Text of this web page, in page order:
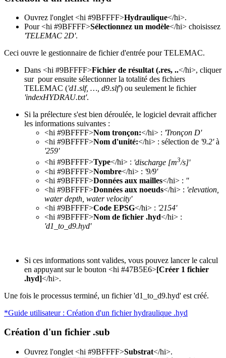
Ouvrez l'onglet <hi #9BFFFF>Hydraulique</hi>.
Pour <hi #9BFFFF>Sélectionnez un modèle</hi> choisissez
'TELEMAC 2D'.
Ceci ouvre le gestionnaire de fichier d'entrée pour TELEMAC.
Dans <hi #9BFFFF>Fichier de résultat (.res, ..</hi>, cliquer
sur pour ensuite sélectionner la totalité des fichiers
TELEMAC ('d1.slf, …, d9.slf') ou seulement le fichier
'indexHYDRAU.txt'.
Si la prélecture s'est bien déroulée, le logiciel devrait afficher
les informations suivantes :
<hi #9BFFFF>Nom tronçon:</hi> : 'Tronçon D'
<hi #9BFFFF>Nom d'unité:</hi> : sélection de '9.2'à
'259'
<hi #9BFFFF>Type</hi> : 'discharge [m3/s]'
<hi #9BFFFF>Nombre</hi> : '9/9'
<hi #9BFFFF>Données aux mailles</hi> : ''
<hi #9BFFFF>Données aux noeuds</hi> : 'elevation,
water depth, water velocity'
<hi #9BFFFF>Code EPSG</hi> : '2154'
<hi #9BFFFF>Nom de fichier .hyd</hi> :
'd1_to_d9.hyd'
Si ces informations sont valides, vous pouvez lancer le calcul
en appuyant sur le bouton <hi #47B5E6>[Créer 1 fichier
.hyd]</hi>.
Une fois le processus terminé, un fichier 'd1_to_d9.hyd' est créé.
*Guide utilisateur : Création d'un fichier hydraulique .hyd
Création d'un fichier .sub
Ouvrez l'onglet <hi #9BFFFF>Substrat</hi>.